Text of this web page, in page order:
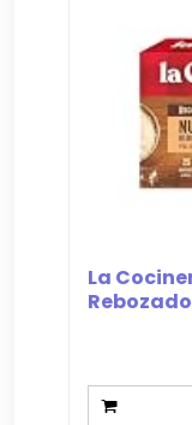
La